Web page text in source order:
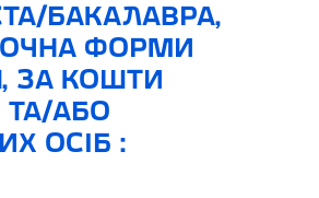
БАКАЛАВРА,
ФОРМИ
ЗА КОШТИ
ТА/АБО
ОСІБ :